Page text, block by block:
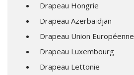
Drapeau Hongrie
Drapeau Azerbaïdjan
Drapeau Union Européenne
Drapeau Luxembourg
Drapeau Lettonie